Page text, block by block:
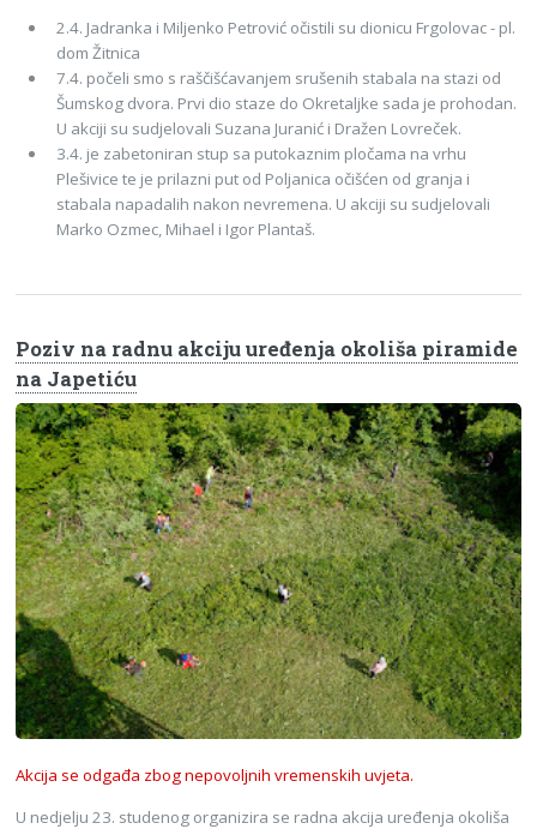
2.4. Jadranka i Miljenko Petrović očistili su dionicu Frgolovac - pl.
dom Žitnica
7.4. počeli smo s raščišćavanjem srušenih stabala na stazi od
Šumskog dvora. Prvi dio staze do Okretaljke sada je prohodan.
U akciji su sudjelovali Suzana Juranić i Dražen Lovreček.
3.4. je zabetoniran stup sa putokaznim pločama na vrhu
Plešivice te je prilazni put od Poljanica očišćen od granja i
stabala napadalih nakon nevremena. U akciji su sudjelovali
Marko Ozmec, Mihael i Igor Plantaš.
Poziv na radnu akciju uređenja okoliša piramide
na Japetiću
Akcija se odgađa zbog nepovoljnih vremenskih uvjeta.
U nedjelju 23. studenog organizira se radna akcija uređenja okoliša